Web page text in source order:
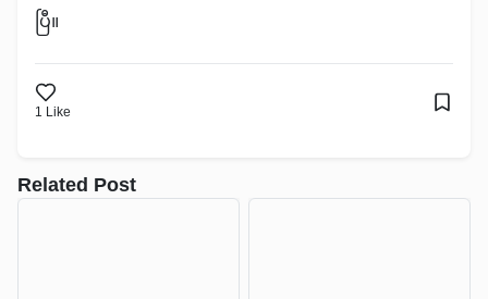
ပြီ။
1Like
Related Post